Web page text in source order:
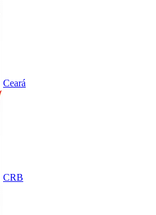
Ceará
CRB